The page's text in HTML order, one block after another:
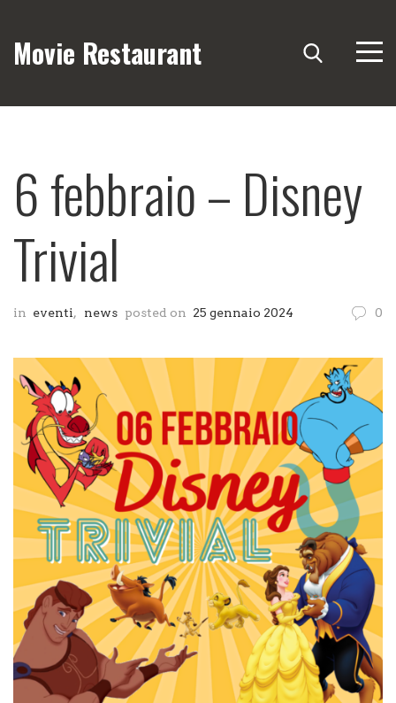
Movie Restaurant
6 febbraio – Disney
Trivial
in eventi, news posted on 25 gennaio 2024 0